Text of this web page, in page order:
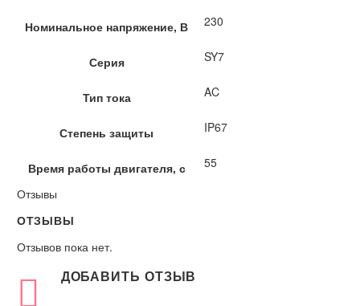
Номинальное напряжение, В 230
Серия SY7
Тип тока AC
Степень защиты IP67
Время работы двигателя, с
55
Отзывы
ОТЗЫВЫ
Отзывов пока нет.
ДОБАВИТЬ ОТЗЫВ